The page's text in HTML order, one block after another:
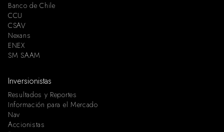
Banco de Chile
CCU
CSAV
Nexans
ENEX
SM SAAM
Inversionistas
Resultados y Reportes
Información para el Mercado
Nav
Accionistas